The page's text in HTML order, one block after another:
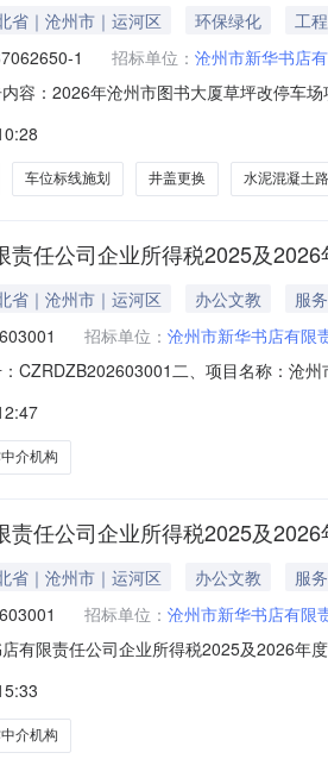
省｜沧州市｜运河区 环保绿化
工程
1 招标单位： 沧州市新华书店
容：2026年沧州市图书大厦草坪改停车
车位标线施划 井盖更换 水泥混凝土
责任公司企业所得税2025及
省｜沧州市｜运河区 办公文教
服务
招标单位： 沧州市新华书店有限
CZRDZB202603001二、项目名称：沧
：沧州市新华书店有限责任公司企业所
介机构
责任公司企业所得税2025及
省｜沧州市｜运河区 办公文教
服务
招标单位： 沧州市新华书店有限
有限责任公司企业所得税2025及2026年
项目名称：沧州市新华书店有限责
介机构